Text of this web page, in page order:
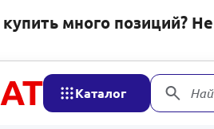
много позиций?
Каталог
и оборудование
для автомобилей